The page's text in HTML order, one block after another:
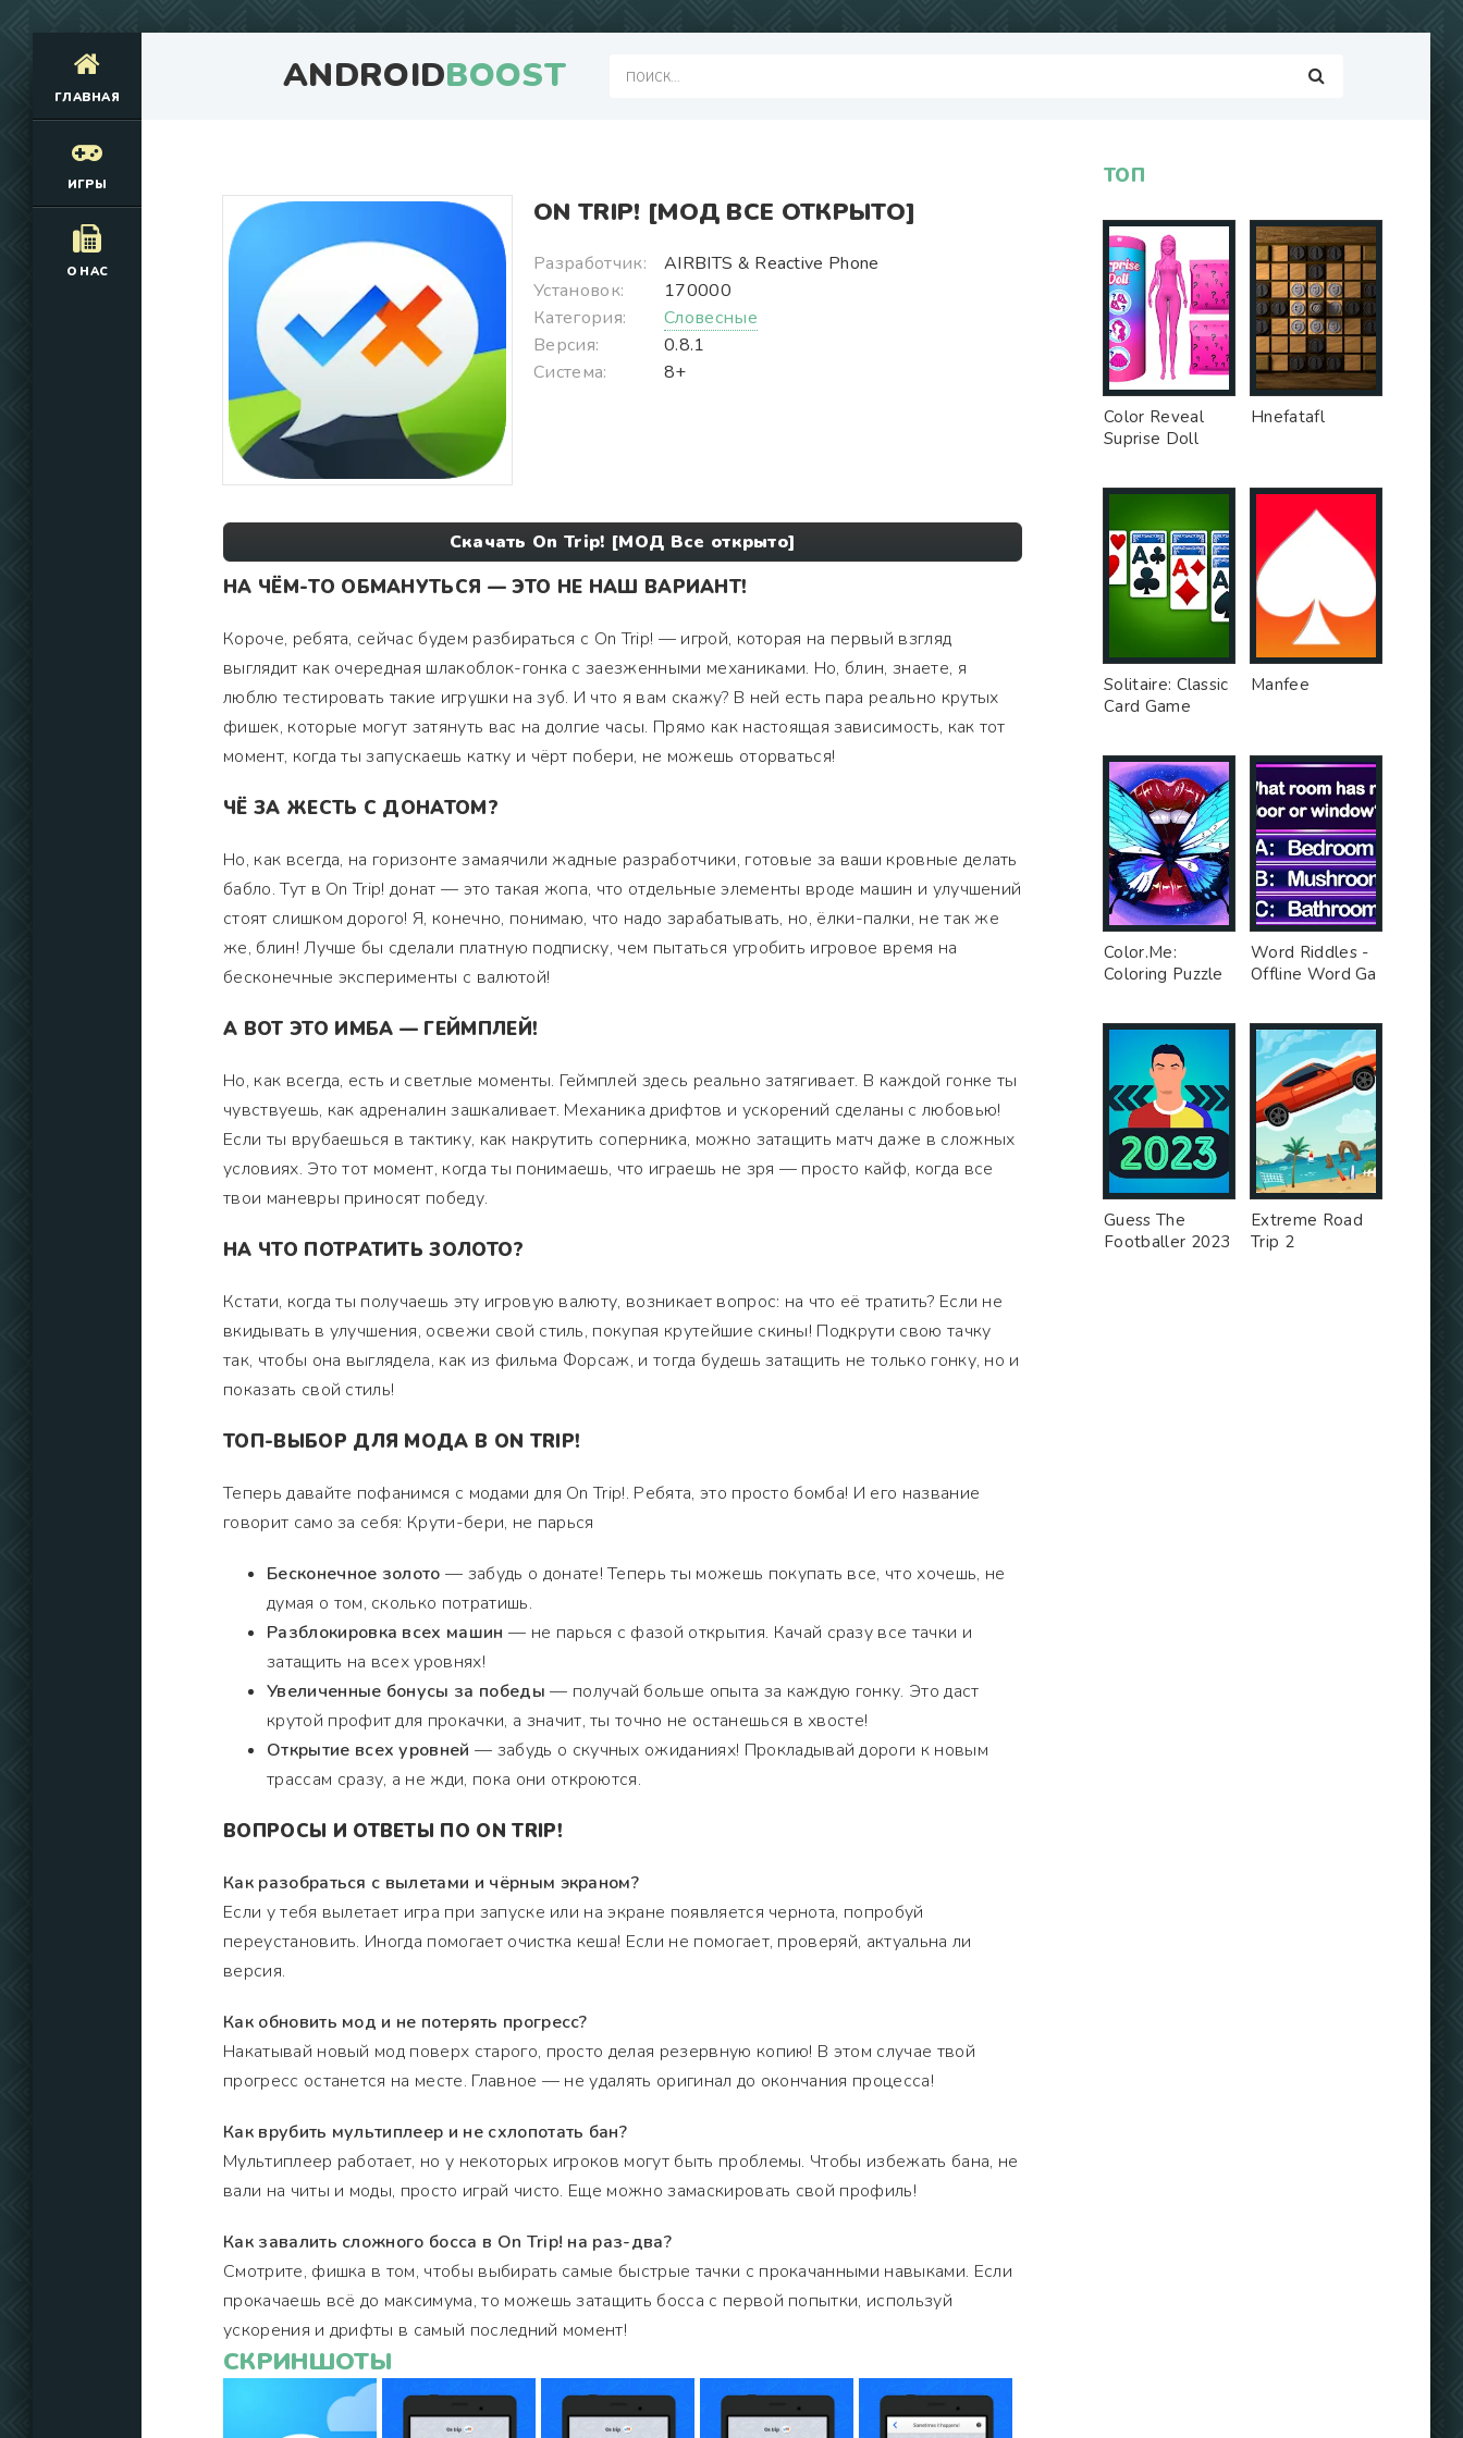
ANDROIDBOOST
ГЛАВНАЯ
ИГРЫ
О НАС
ON TRIP! [МОД ВСЕ ОТКРЫТО]
Разработчик:
AIRBITS & Reactive Phone
Установок:
170000
Категория:
Словесные
Версия:
0.8.1
Система:
8+
Скачать On Trip! [МОД Все открыто]
НА ЧЁМ-ТО ОБМАНУТЬСЯ — ЭТО НЕ НАШ ВАРИАНТ!
Короче, ребята, сейчас будем разбираться с On Trip! — игрой, которая на первый взгляд
выглядит как очередная шлакоблок-гонка с заезженными механиками. Но, блин, знаете, я
люблю тестировать такие игрушки на зуб. И что я вам скажу? В ней есть пара реально крутых
фишек, которые могут затянуть вас на долгие часы. Прямо как настоящая зависимость, как тот
момент, когда ты запускаешь катку и чёрт побери, не можешь оторваться!
ЧЁ ЗА ЖЕСТЬ С ДОНАТОМ?
Но, как всегда, на горизонте замаячили жадные разработчики, готовые за ваши кровные делать
бабло. Тут в On Trip! донат — это такая жопа, что отдельные элементы вроде машин и улучшений
стоят слишком дорого! Я, конечно, понимаю, что надо зарабатывать, но, ёлки-палки, не так же
же, блин! Лучше бы сделали платную подписку, чем пытаться угробить игровое время на
бесконечные эксперименты с валютой!
А ВОТ ЭТО ИМБА — ГЕЙМПЛЕЙ!
Но, как всегда, есть и светлые моменты. Геймплей здесь реально затягивает. В каждой гонке ты
чувствуешь, как адреналин зашкаливает. Механика дрифтов и ускорений сделаны с любовью!
Если ты врубаешься в тактику, как накрутить соперника, можно затащить матч даже в сложных
условиях. Это тот момент, когда ты понимаешь, что играешь не зря — просто кайф, когда все
твои маневры приносят победу.
НА ЧТО ПОТРАТИТЬ ЗОЛОТО?
Кстати, когда ты получаешь эту игровую валюту, возникает вопрос: на что её тратить? Если не
вкидывать в улучшения, освежи свой стиль, покупая крутейшие скины! Подкрути свою тачку
так, чтобы она выглядела, как из фильма Форсаж, и тогда будешь затащить не только гонку, но и
показать свой стиль!
ТОП-ВЫБОР ДЛЯ МОДА В ON TRIP!
Теперь давайте пофанимся с модами для On Trip!. Ребята, это просто бомба! И его название
говорит само за себя: Крути-бери, не парься
Бесконечное золото — забудь о донате! Теперь ты можешь покупать все, что хочешь, не
думая о том, сколько потратишь.
Разблокировка всех машин — не парься с фазой открытия. Качай сразу все тачки и
затащить на всех уровнях!
Увеличенные бонусы за победы — получай больше опыта за каждую гонку. Это даст
крутой профит для прокачки, а значит, ты точно не останешься в хвосте!
Открытие всех уровней — забудь о скучных ожиданиях! Прокладывай дороги к новым
трассам сразу, а не жди, пока они откроются.
ВОПРОСЫ И ОТВЕТЫ ПО ON TRIP!
Как разобраться с вылетами и чёрным экраном?
Если у тебя вылетает игра при запуске или на экране появляется чернота, попробуй
переустановить. Иногда помогает очистка кеша! Если не помогает, проверяй, актуальна ли
версия.
Как обновить мод и не потерять прогресс?
Накатывай новый мод поверх старого, просто делая резервную копию! В этом случае твой
прогресс останется на месте. Главное — не удалять оригинал до окончания процесса!
Как врубить мультиплеер и не схлопотать бан?
Мультиплеер работает, но у некоторых игроков могут быть проблемы. Чтобы избежать бана, не
вали на читы и моды, просто играй чисто. Еще можно замаскировать свой профиль!
Как завалить сложного босса в On Trip! на раз-два?
Смотрите, фишка в том, чтобы выбирать самые быстрые тачки с прокачанными навыками. Если
прокачаешь всё до максимума, то можешь затащить босса с первой попытки, используй
ускорения и дрифты в самый последний момент!
СКРИНШОТЫ
ТОП
Color Reveal
Suprise Doll
Hnefatafl
Solitaire: Classic
Card Game
Manfee
Color.Me:
Coloring Puzzle
Word Riddles -
Offline Word Ga
Guess The
Footballer 2023
Extreme Road
Trip 2